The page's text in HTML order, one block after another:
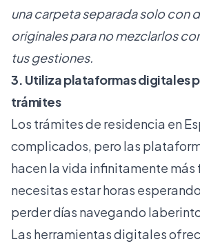
una carpeta separada solo con
originales para no mezclarlos
tus gestiones.
3. Utiliza plataformas digitales
trámites
Los trámites de residencia en
complicados, pero las
hacen la vida infinitamente más
necesitas estar horas
perder días navegando
Las herramientas digitales